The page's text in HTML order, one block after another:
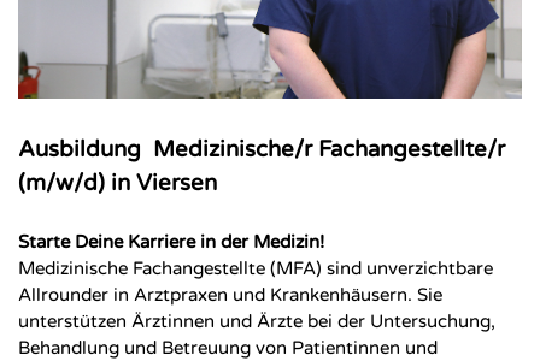
Ausbildung Medizinische/r Fachangestellte/r
(m/w/d) in Viersen
Starte Deine Karriere in der Medizin!
Medizinische Fachangestellte (MFA) sind unverzichtbare
Allrounder in Arztpraxen und Krankenhäusern. Sie
unterstützen Ärztinnen und Ärzte bei der Untersuchung,
Behandlung und Betreuung von Patientinnen und